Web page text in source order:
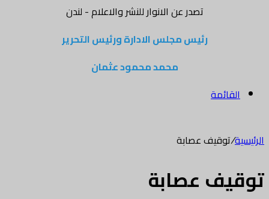
تصدر عن الانوار للنشر والاعلام - لندن
رئيس مجلس الادارة ورئيس التحرير
محمد محمود عثمان
القائمة
الرئيسية/توقيف عصابة
توقيف عصابة